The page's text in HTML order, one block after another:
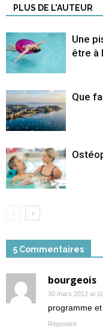
PLUS DE L'AUTEUR
Une
être à
Que
5 Commentaires
bourgeois
30 mars 2012 at
programme
Répondre